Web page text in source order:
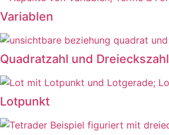
Variablen
Quadratzahl und Dreieckszahl
Lotpunkt